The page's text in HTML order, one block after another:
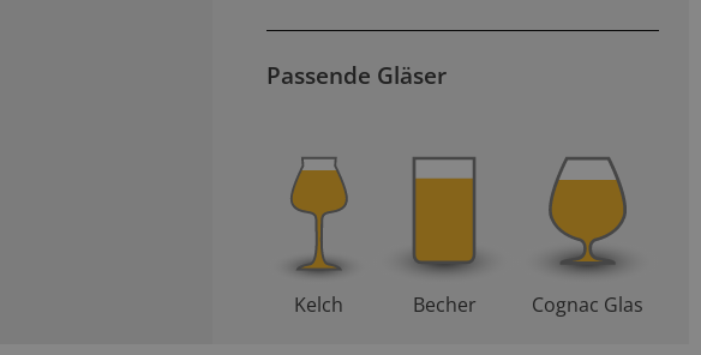
Passende Gläser
Kelch Becher Cognac Glas